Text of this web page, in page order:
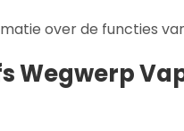
over de functies
Wegwerp